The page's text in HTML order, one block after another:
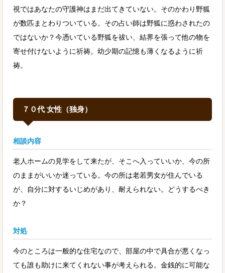
視ではあなたの守護神はまだ出てきていない。そのかわり野狐
が数匹まとわりついている。その占い師は野狐に惑わされたの
ではないか？今憑いている野狐を祓い、結界を張って他の物を
寄せ付けないように祈祷。幼少期の記憶も薄くなるように祈
祷。
７０代 女性（独身）
相談内容
老人ホームの見学をして来たが、そこへ入っていいか、今の所
のままがいいか迷っている。今の所は老若男女が住んでいる
が、自分に対するいじめがあり、耐えられない。どうするべき
か？
対処
今のところは一般的な住宅なので、部屋の中で具合が悪くなっ
ても誰も助けに来てくれない事が考えられる。金銭的に可能な